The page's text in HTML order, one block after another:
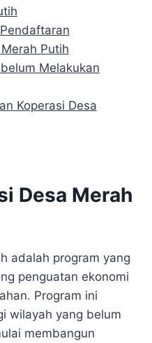
Putih
Melakukan
Koperasi Desa
Desa Merah
adalah program yang
penguatan ekonomi
Program ini
wilayah yang belum
membangun